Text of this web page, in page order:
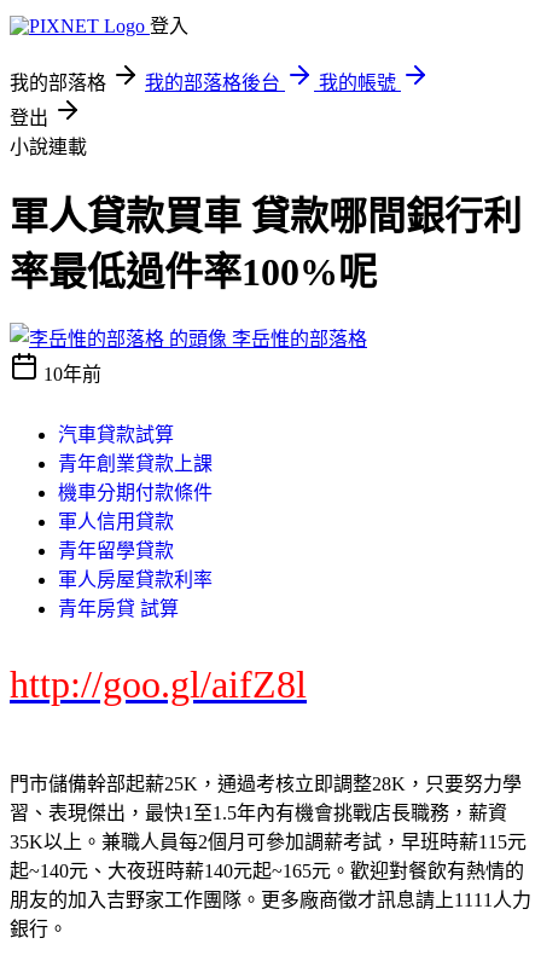
登入
我的部落格 我的部落格後台
我的帳號
登出
小說連載
軍人貸款買車 貸款哪間銀行利
率最低過件率100%呢
李岳惟的部落格
10年前
汽車貸款試算
青年創業貸款上課
機車分期付款條件
軍人信用貸款
青年留學貸款
軍人房屋貸款利率
青年房貸 試算
http://goo.gl/aifZ8l
門市儲備幹部起薪25K，通過考核立即調整28K，只要努力學
習、表現傑出，最快1至1.5年內有機會挑戰店長職務，薪資
35K以上。兼職人員每2個月可參加調薪考試，早班時薪115元
起~140元、大夜班時薪140元起~165元。歡迎對餐飲有熱情的
朋友的加入吉野家工作團隊。更多廠商徵才訊息請上1111人力
銀行。